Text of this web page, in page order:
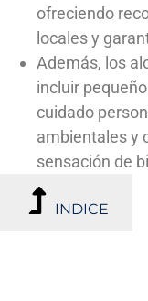
ofreciendo
locales y
Además, los
incluir
cuidado
ambientales y
sensación de
INDICE